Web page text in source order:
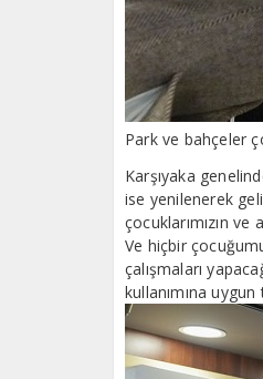
Park ve bahçeler
Karşıyaka
ise yenilenerek
çocuklarımızın
Ve hiçbir
çalışmaları
kullanımına